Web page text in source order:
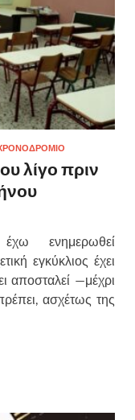
λίγο πριν
ενημερωθεί
εγκύκλιος έχει
αποσταλεί —μέχρι
ασχέτως της